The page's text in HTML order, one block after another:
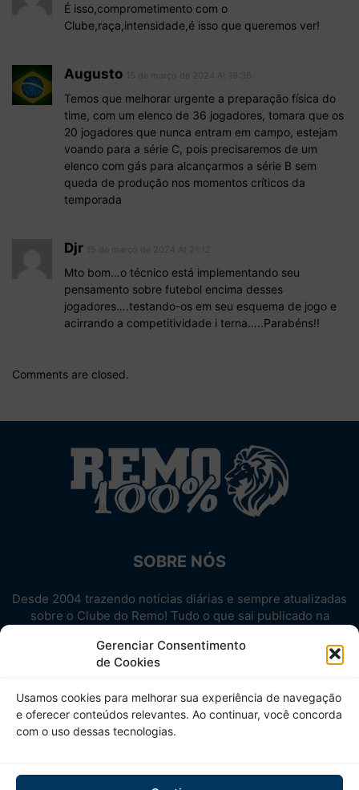
Gerenciar Consentimento
de Cookies
Usamos cookies para melhorar sua experiência de navegação
e oferecer conteúdos relevantes. Ao continuar, você concorda
com o uso dessas tecnologias.
É isso,comprometimento com o
Clube,raça,intensidade,é isso que queremos ver!
Augusto
Temos que melhorar urgente a preparação física do
time, com um elenco de 36 jogadores, tomara que os
20 jogadores que nunca entram em campo, estejam
voando para a série C, pois precisaremos de um
elenco com gás para alcançarmos a série B sem
queda de produção nos momentos críticos da
temporada
Djr
Mto bom…o técnico está implementando seu
pensamento sobre futebol encima desses
jogadores….testando-os em seu esquema de jogo e
acirrando a competitividade i terna…..Parabéns!!
Comments are closed.
SOBRE NÓS
Desde 2004 trazendo notícias diárias e sempre atualizadas
sobre o Clube do Remo! Tudo o que sai publicado na
Aproveite! Site não-oficial.
SIGA-NOS